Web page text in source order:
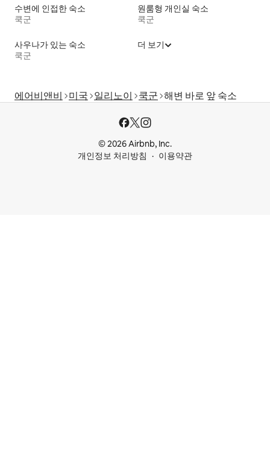
수변에 인접한 숙소
쿡군
원룸형 개인실 숙소
쿡군
사우나가 있는 숙소
쿡군
더 보기
에어비앤비 미국 일리노이 쿡군 해변 바로 앞 숙소
© 2026 Airbnb, Inc.
개인정보 처리방침
이용약관